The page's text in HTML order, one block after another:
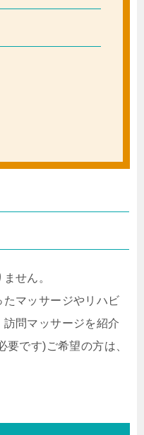
せん。
マッサージやリハビ
問マッサージを紹介
要です)ご希望の方は、